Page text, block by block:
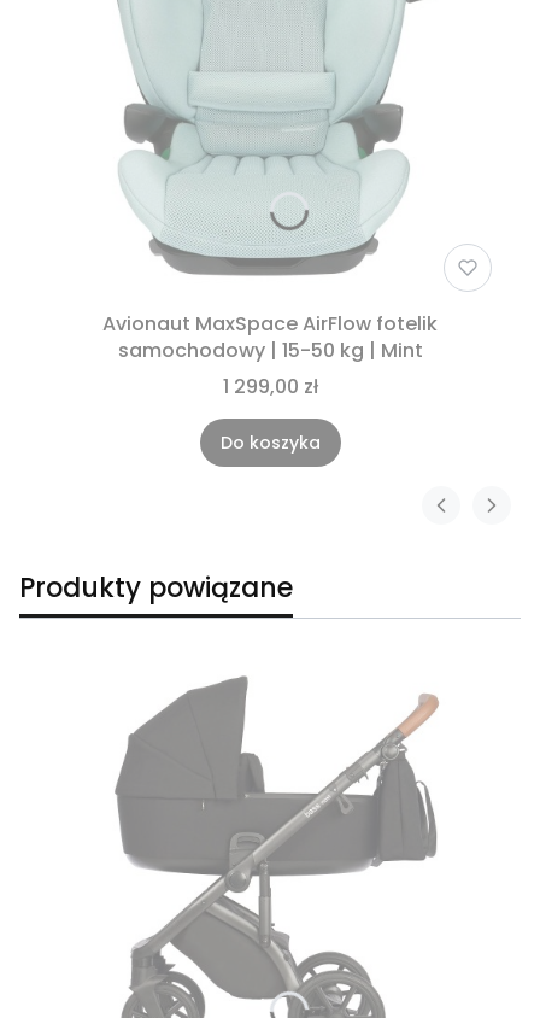
Avionaut MaxSpace AirFlow fotelik
samochodowy | 15-50 kg | Mint
1 299,00 zł
Do koszyka
Produkty powiązane